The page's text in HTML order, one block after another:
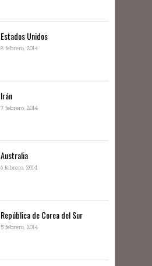
Estados Unidos
8 febrero, 2014
Irán
7 febrero, 2014
Australia
6 febrero, 2014
República de Corea del Sur
5 febrero, 2014